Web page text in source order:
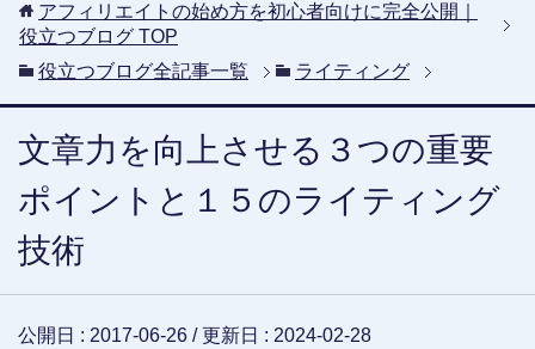
アフィリエイトの始め方を初心者向けに完全公開｜
役立つブログ TOP
役立つブログ全記事一覧
ライティング
文章力を向上させる３つの重要
ポイントと１５のライティング
技術
公開日 : 2017-06-26 / 更新日 : 2024-02-28